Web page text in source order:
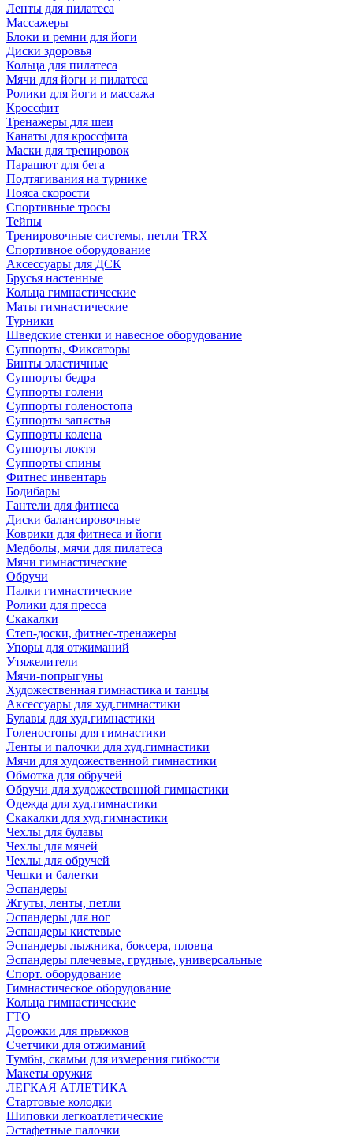
Ленты для пилатеса
Массажеры
Блоки и ремни для йоги
Диски здоровья
Кольца для пилатеса
Мячи для йоги и пилатеса
Ролики для йоги и массажа
Кроссфит
Тренажеры для шеи
Канаты для кроссфита
Маски для тренировок
Парашют для бега
Подтягивания на турнике
Пояса скорости
Спортивные тросы
Тейпы
Тренировочные системы, петли TRX
Спортивное оборудование
Аксессуары для ДСК
Брусья настенные
Кольца гимнастические
Маты гимнастические
Турники
Шведские стенки и навесное оборудование
Суппорты, Фиксаторы
Бинты эластичные
Суппорты бедра
Суппорты голени
Суппорты голеностопа
Суппорты запястья
Суппорты колена
Суппорты локтя
Суппорты спины
Фитнес инвентарь
Бодибары
Гантели для фитнеса
Диски балансировочные
Коврики для фитнеса и йоги
Медболы, мячи для пилатеса
Мячи гимнастические
Обручи
Палки гимнастические
Ролики для пресса
Скакалки
Степ-доски, фитнес-тренажеры
Упоры для отжиманий
Утяжелители
Мячи-попрыгуны
Художественная гимнастика и танцы
Аксессуары для худ.гимнастики
Булавы для худ.гимнастики
Голеностопы для гимнастики
Ленты и палочки для худ.гимнастики
Мячи для художественной гимнастики
Обмотка для обручей
Обручи для художественной гимнастики
Одежда для худ.гимнастики
Скакалки для худ.гимнастики
Чехлы для булавы
Чехлы для мячей
Чехлы для обручей
Чешки и балетки
Эспандеры
Жгуты, ленты, петли
Эспандеры для ног
Эспандеры кистевые
Эспандеры лыжника, боксера, пловца
Эспандеры плечевые, грудные, универсальные
Спорт. оборудование
Гимнастическое оборудование
Кольца гимнастические
ГТО
Дорожки для прыжков
Счетчики для отжиманий
Тумбы, скамьи для измерения гибкости
Макеты оружия
ЛЕГКАЯ АТЛЕТИКА
Стартовые колодки
Шиповки легкоатлетические
Эстафетные палочки